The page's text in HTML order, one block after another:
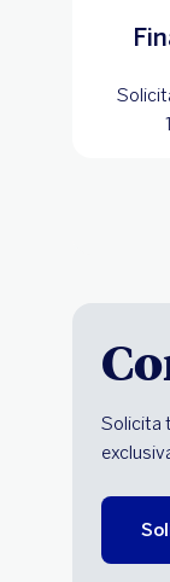
Solicita